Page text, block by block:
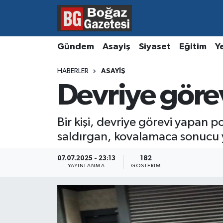
Gündem Asayiş Siyaset Eğitim
HABERLER ASAYIŞ
Devriye
Bir kişi, devriye görevi yapan
saldırgan, kovalamaca sonucu
07.07.2025 - 23:13
YAYINLANMA
182
GÖSTERIM
Asayiş
Kültür ve Sanat
Resmi İlanlar
Hava Durumu
Süper Lig Puan Durumu ve Fikstür
Son Dakika Haberleri
Haber Arşivi